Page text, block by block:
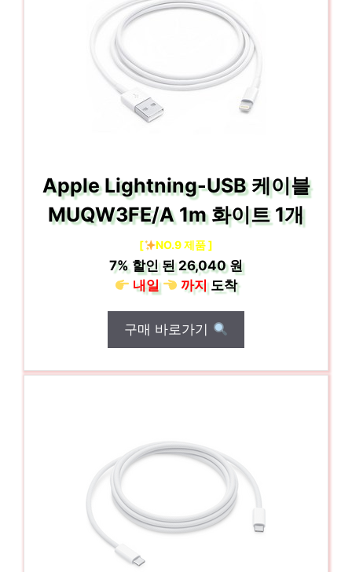
Apple Lightning-USB 케이블
MUQW3FE/A 1m 화이트 1개
[ NO.9 제품 ]
7%할인 된26,040 원
내일
까지도착
구매 바로가기